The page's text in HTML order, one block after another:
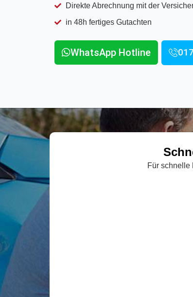
Direkte Abrechnung mit der
in 48h fertiges Gutachten
WhatsApp Hotline
Für schnelle